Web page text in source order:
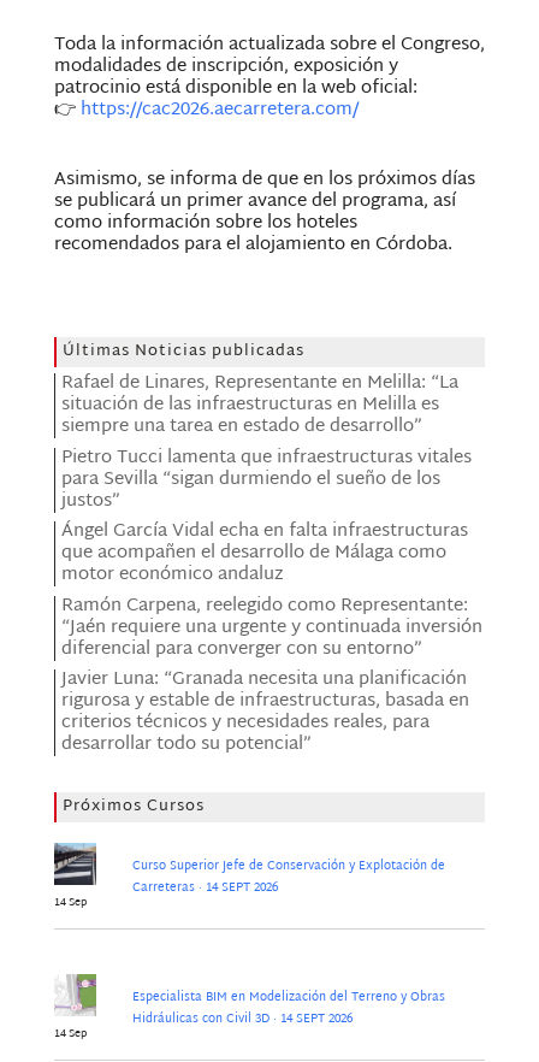
Toda la información actualizada sobre el Congreso,
modalidades de inscripción, exposición y
patrocinio está disponible en la web oficial:
👉https://cac2026.aecarretera.com/
Asimismo, se informa de que en los próximos días
se publicará un primer avance del programa, así
como información sobre los hoteles
recomendados para el alojamiento en Córdoba.
Últimas Noticias publicadas
Rafael de Linares, Representante en Melilla: “La
situación de las infraestructuras en Melilla es
siempre una tarea en estado de desarrollo”
Pietro Tucci lamenta que infraestructuras vitales
para Sevilla “sigan durmiendo el sueño de los
justos”
Ángel García Vidal echa en falta infraestructuras
que acompañen el desarrollo de Málaga como
motor económico andaluz
Ramón Carpena, reelegido como Representante:
“Jaén requiere una urgente y continuada inversión
diferencial para converger con su entorno”
Javier Luna: “Granada necesita una planificación
rigurosa y estable de infraestructuras, basada en
criterios técnicos y necesidades reales, para
desarrollar todo su potencial”
Próximos Cursos
14 Sep
Curso Superior Jefe de Conservación y Explotación de
Carreteras · 14 SEPT 2026
14 Sep
Especialista BIM en Modelización del Terreno y Obras
Hidráulicas con Civil 3D · 14 SEPT 2026